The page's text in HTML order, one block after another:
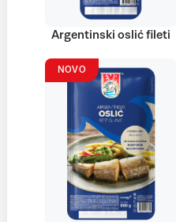
Argentinski oslić fileti
NOVO